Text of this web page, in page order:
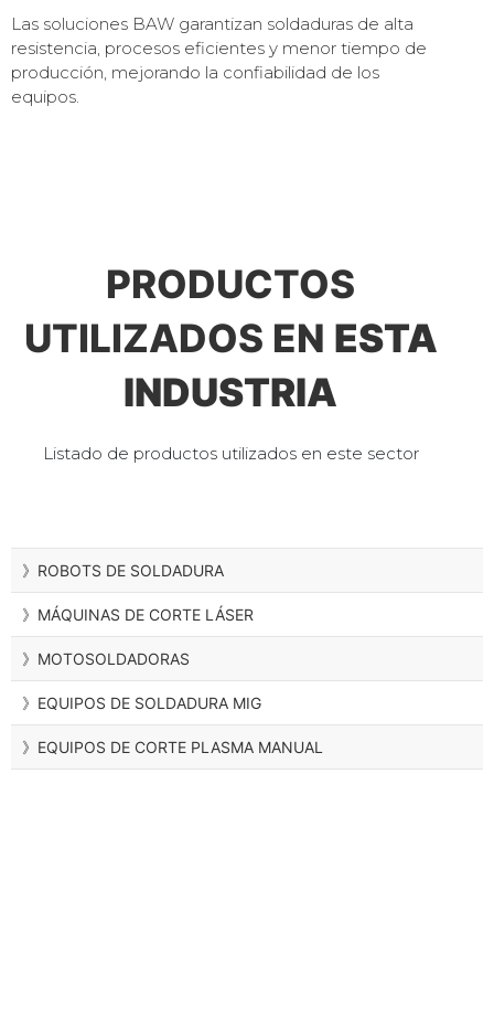
Las soluciones BAW garantizan soldaduras de alta
resistencia, procesos eficientes y menor tiempo de
producción, mejorando la confiabilidad de los
equipos.
PRODUCTOS
UTILIZADOS EN ESTA
INDUSTRIA
Listado de productos utilizados en este sector
》ROBOTS DE SOLDADURA
》MÁQUINAS DE CORTE LÁSER
》MOTOSOLDADORAS
》EQUIPOS DE SOLDADURA MIG
》EQUIPOS DE CORTE PLASMA MANUAL